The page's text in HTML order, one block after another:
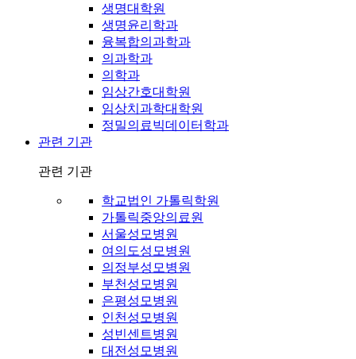
생명대학원
생명윤리학과
융복합의과학과
의과학과
의학과
임상간호대학원
임상치과학대학원
정밀의료빅데이터학과
관련 기관
관련 기관
학교법인 가톨릭학원
가톨릭중앙의료원
서울성모병원
여의도성모병원
의정부성모병원
부천성모병원
은평성모병원
인천성모병원
성빈센트병원
대전성모병원